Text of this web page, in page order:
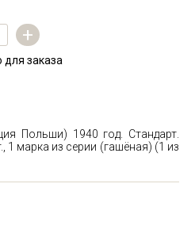
+
для заказа
Польши) 1940 год. Стандарт.
1 марка из серии (гашёная) (1 из